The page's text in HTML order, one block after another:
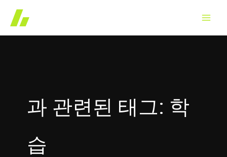
츠
과 관련된 태그: 학
습